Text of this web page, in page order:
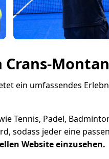
Crans-
ein umfassendes
Tennis, Padel,
sodass jeder eine
Website einzusehen.